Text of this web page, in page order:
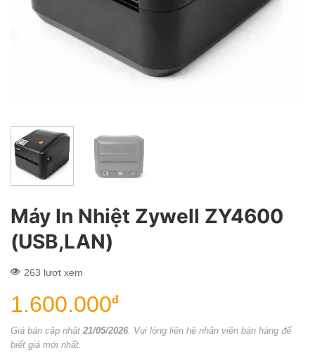
Máy In Nhiệt Zywell ZY4600
(USB,LAN)
263 lượt xem
1.600.000đ
Giá bán cập nhật 21/05/2026 . Vui lòng liên hệ nhân viên bán hàng để
biết giá mới nhất.